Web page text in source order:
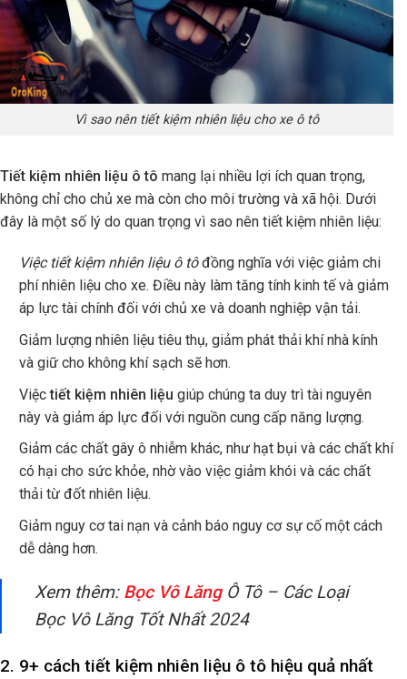
Vì sao nên tiết kiệm nhiên liệu cho xe ô tô
Tiết kiệm nhiên liệu ô tô mang lại nhiều lợi ích quan trọng,
không chỉ cho chủ xe mà còn cho môi trường và xã hội. Dưới
đây là một số lý do quan trọng vì sao nên tiết kiệm nhiên liệu:
Việc tiết kiệm nhiên liệu ô tôđồng nghĩa với việc giảm chi
phí nhiên liệu cho xe. Điều này làm tăng tính kinh tế và giảm
áp lực tài chính đối với chủ xe và doanh nghiệp vận tải.
Giảm lượng nhiên liệu tiêu thụ, giảm phát thải khí nhà kính
và giữ cho không khí sạch sẽ hơn.
Việctiết kiệm nhiên liệu giúp chúng ta duy trì tài nguyên
này và giảm áp lực đối với nguồn cung cấp năng lượng.
Giảm các chất gây ô nhiễm khác, như hạt bụi và các chất khí
có hại cho sức khỏe, nhờ vào việc giảm khói và các chất
thải từ đốt nhiên liệu.
Giảm nguy cơ tai nạn và cảnh báo nguy cơ sự cố một cách
dễ dàng hơn.
Xem thêm: Bọc Vô LăngÔ Tô – Các Loại
Bọc Vô Lăng Tốt Nhất 2024
2. 9+ cách tiết kiệm nhiên liệu ô tô hiệu quả nhất